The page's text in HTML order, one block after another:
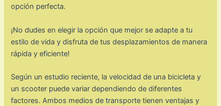
opción perfecta.
¡No dudes en elegir la opción que mejor se adapte a tu
estilo de vida y disfruta de tus desplazamientos de manera
rápida y eficiente!
Según un estudio reciente, la velocidad de una bicicleta y
un scooter puede variar dependiendo de diferentes
factores. Ambos medios de transporte tienen ventajas y